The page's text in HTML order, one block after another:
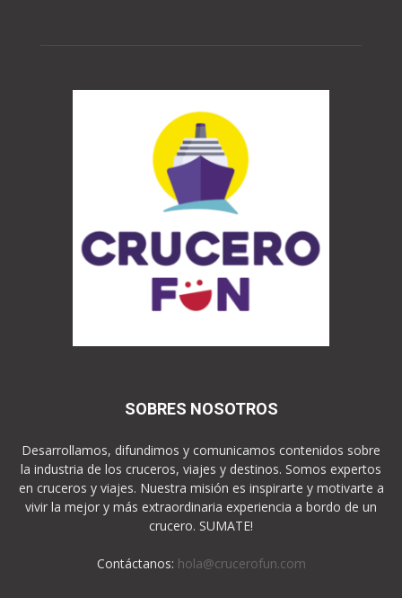
SOBRES NOSOTROS
Desarrollamos, difundimos y comunicamos contenidos sobre
la industria de los cruceros, viajes y destinos. Somos expertos
en cruceros y viajes. Nuestra misión es inspirarte y motivarte a
vivir la mejor y más extraordinaria experiencia a bordo de un
crucero. SUMATE!
Contáctanos: hola@crucerofun.com